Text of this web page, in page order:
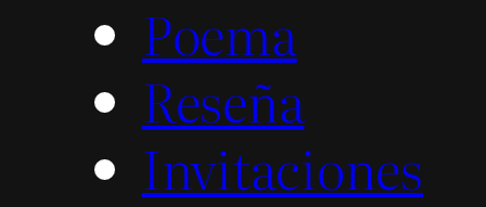
Poema
Reseña
Invitaciones